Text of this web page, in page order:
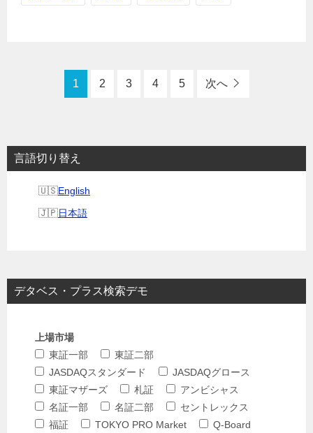
1 2 3 4 5 次へ
言語切り替え
English
日本語
デタベス・プラス検索デモ
上場市場
東証一部
東証二部
JASDAQスタンダード
JASDAQグロース
東証マザーズ
札証
アンビシャス
名証一部
名証二部
セントレックス
福証
TOKYO PRO Market Q-Board